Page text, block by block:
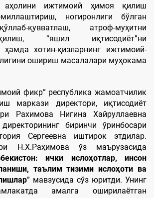
аҳолини ижтимоий ҳимоя қилиш
ногиронлиги бўлган
қувватлаш, атроф-муҳитни
“яшил иқтисодиёт”ни
хотин-қизларнинг ижтимоий-
ошириш масалалари муҳокама
фикр” республика жамоатчилик
маркази директори, иқтисодиёт
Рахимова Нигина Хайруллаевна
биринчи ўринбосари
Сергеевна иштирок этдилар.
Н.Х.Раҳимова ўз маърузасида
ички ислоҳотлар, инсон
таълим тизими ислоҳоти ва
” мавзусида сўз юритди. Унинг
амалга оширилаётган